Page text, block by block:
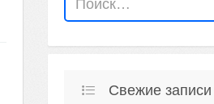
Свежие записи